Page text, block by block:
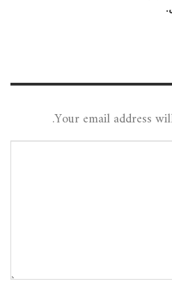
Your email address